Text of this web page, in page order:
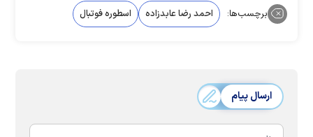
برچسب‌ها: احمد رضا عابدزاده اسطوره فوتبال
ارسال پیام